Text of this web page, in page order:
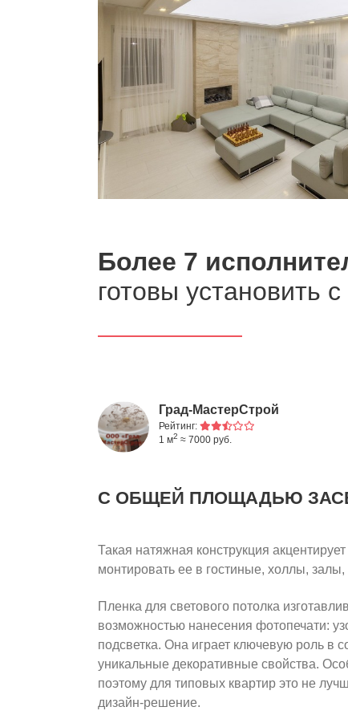
Более 7
готовы установить
Град-МастерСтрой
Рейтинг:
1 м2 ≈ 7000 руб.
С ОБЩЕЙ ПЛОЩАДЬЮ
Такая натяжная конструкция
монтировать ее в гостиные, холлы,
Пленка для светового потолка
возможностью нанесения фотопечати:
подсветка. Она играет ключевую роль в
уникальные декоративные свойства.
поэтому для типовых квартир это не
дизайн-решение.